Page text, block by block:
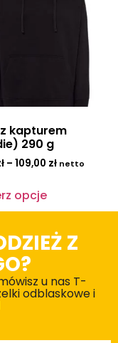
kapturem
290 g
– 109,00 zł netto
opcje
Z
u nas T-
odblaskowe i